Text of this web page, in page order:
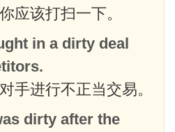
应该打扫一下。
in a dirty deal
手进行不正当交易。
dirty after the